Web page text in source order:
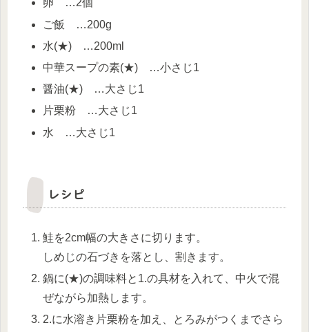
卵 …2個
ご飯 …200g
水(★) …200ml
中華スープの素(★) …小さじ1
醤油(★) …大さじ1
片栗粉 …大さじ1
水 …大さじ1
レシピ
鮭を2cm幅の大きさに切ります。
しめじの石づきを落とし、割きます。
鍋に(★)の調味料と1.の具材を入れて、中火で混
ぜながら加熱します。
2.に水溶き片栗粉を加え、とろみがつくまでさら